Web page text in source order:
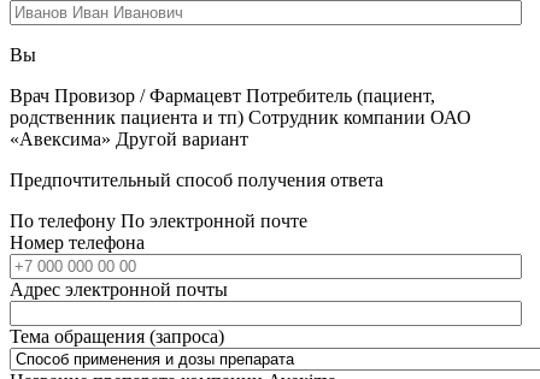
Вы
Врач Провизор / Фармацевт Потребитель (пациент,
родственник пациента и тп) Сотрудник компании ОАО
«Авексима» Другой вариант
Предпочтительный способ получения ответа
По телефону По электронной почте
Номер телефона
Адрес электронной почты
Тема обращения (запроса)